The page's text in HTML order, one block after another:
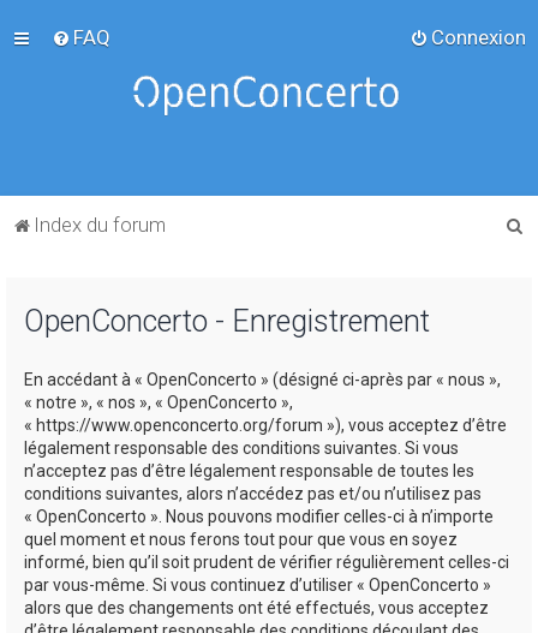
FAQ Connexion
Index du forum
OpenConcerto - Enregistrement
En accédant à « OpenConcerto » (désigné ci-après par « nous »,
« notre », « nos », « OpenConcerto »,
« https://www.openconcerto.org/forum »), vous acceptez d’être
légalement responsable des conditions suivantes. Si vous
n’acceptez pas d’être légalement responsable de toutes les
conditions suivantes, alors n’accédez pas et/ou n’utilisez pas
« OpenConcerto ». Nous pouvons modifier celles-ci à n’importe
quel moment et nous ferons tout pour que vous en soyez
informé, bien qu’il soit prudent de vérifier régulièrement celles-ci
par vous-même. Si vous continuez d’utiliser « OpenConcerto »
alors que des changements ont été effectués, vous acceptez